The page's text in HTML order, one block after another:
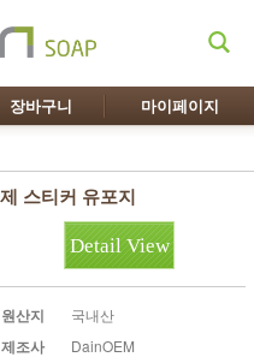
장바구니 마이페이지
스티커 유포지
Detail View
원산지 국내산
제조사 DainOEM